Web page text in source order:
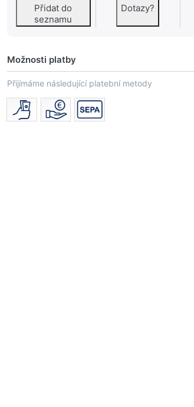
Přidat do
seznamu
Dotazy?
Možnosti platby
Přijímáme následující platební metody